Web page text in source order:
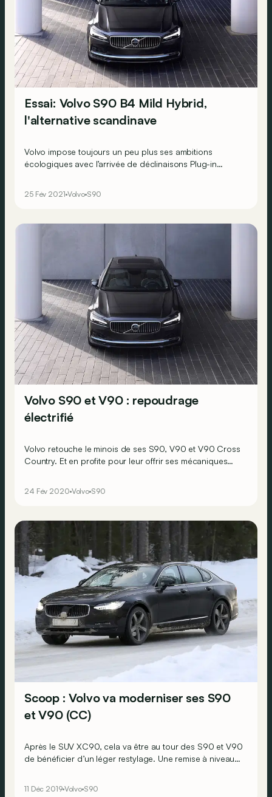
Essai: Volvo S90 B4 Mild Hybrid,
l'alternative scandinave
Volvo impose toujours un peu plus ses ambitions
écologiques avec l’arrivée de déclinaisons Plug-in
faceliftée, dans sa version B4 Mild Hybrid qui constitue
25 Fév 2021 Volvo S90
Volvo S90 et V90 : repoudrage
électrifié
Volvo retouche le minois de ses S90, V90 et V90 Cross
Country. Et en profite pour leur offrir ses mécaniques
24 Fév 2020 Volvo S90
Scoop : Volvo va moderniser ses S90
et V90 (CC)
Après le SUV XC90, cela va être au tour des S90 et V90
de bénéficier d’un léger restylage. Une remise à niveau
11 Déc 2019 Volvo S90